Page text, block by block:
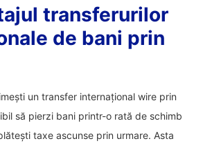
transferurilor
de bani prin
un transfer internațional wire prin
să pierzi bani printr-o rată de schimb
taxe ascunse prin urmare. Asta